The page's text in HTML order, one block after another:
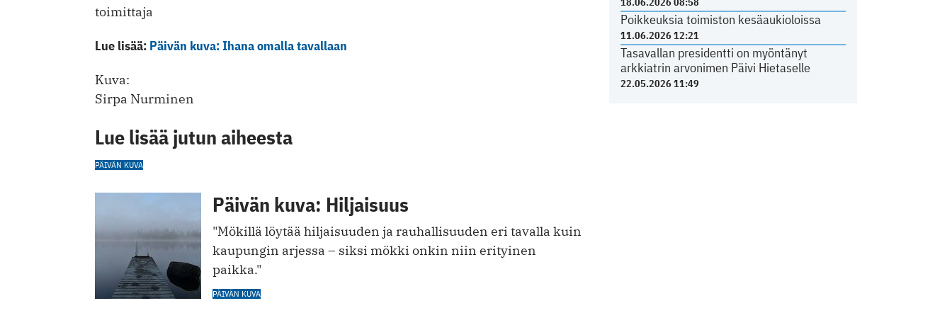
Poikkeuksia toimiston kesäaukioloissa
11.06.2026 12:21
Tasavallan presidentti on myöntänyt
arkkiatrin arvonimen Päivi Hietaselle
22.05.2026 11:49
toimittaja
Lue lisää: Päivän kuva: Ihana omalla tavallaan
Kuva:
Sirpa Nurminen
Lue lisää jutun aiheesta
PÄIVÄN KUVA
Päivän kuva: Hiljaisuus
"Mökillä löytää hiljaisuuden ja rauhallisuuden eri tavalla kuin
kaupungin arjessa – siksi mökki onkin niin erityinen
paikka."
PÄIVÄN KUVA